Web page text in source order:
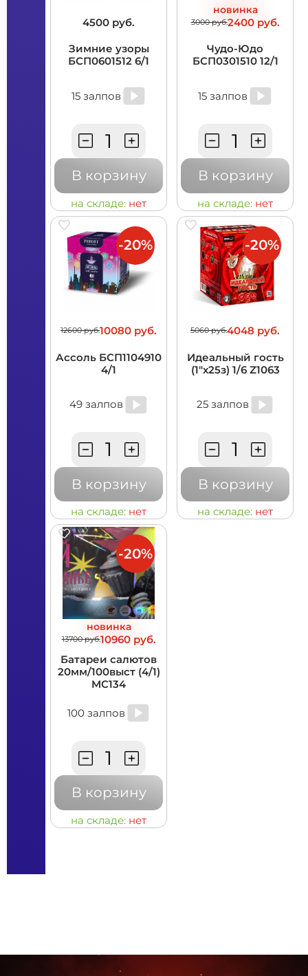
4500 руб.
Зимние узоры
БСП0601512 6/1
15 залпов
В корзину
на складе: нет
новинка
3000 руб.2400 руб.
Чудо-Юдо
БСП0301510 12/1
15 залпов
В корзину
на складе: нет
12600 руб.10080 руб.
Ассоль БСП1104910
4/1
49 залпов
В корзину
на складе: нет
-20%
5060 руб.4048 руб.
Идеальный гость
(1"х25з) 1/6 Z1063
25 залпов
В корзину
на складе: нет
-20%
новинка
13700 руб.10960 руб.
Батареи салютов
20мм/100выст (4/1)
MC134
100 залпов
В корзину
на складе: нет
-20%